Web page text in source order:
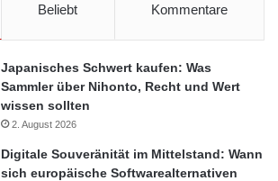
Beliebt Kommentare
Japanisches Schwert kaufen: Was
Sammler über Nihonto, Recht und Wert
wissen sollten
2. August 2026
Digitale Souveränität im Mittelstand: Wann
sich europäische Softwarealternativen